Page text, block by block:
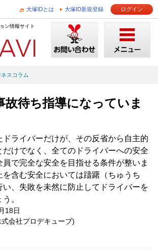
大塚IDとは 大塚ID新規登録 ログイン
ン情報サイト
スコラム
故待ち指導になっていま
ドライバーだけが、その反省から自主的
だけでなく、全てのドライバーへの安全
で完全な安全を目指せる条件が整いま
を含む安全においては躊躇（ちゅうち
い、失敗を未然に防止してドライバーを
。
18日
会社プロデキューブ)